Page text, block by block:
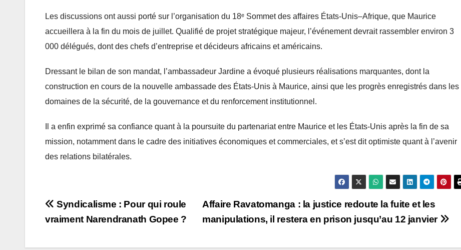
Les discussions ont aussi porté sur l’organisation du 18ᵉ Sommet des affaires États-Unis–Afrique, que Maurice
accueillera à la fin du mois de juillet. Qualifié de projet stratégique majeur, l’événement devrait rassembler environ 3
000 délégués, dont des chefs d’entreprise et décideurs africains et américains.
Dressant le bilan de son mandat, l’ambassadeur Jardine a évoqué plusieurs réalisations marquantes, dont la
construction en cours de la nouvelle ambassade des États-Unis à Maurice, ainsi que les progrès enregistrés dans les
domaines de la sécurité, de la gouvernance et du renforcement institutionnel.
Il a enfin exprimé sa confiance quant à la poursuite du partenariat entre Maurice et les États-Unis après la fin de sa
mission, notamment dans le cadre des initiatives économiques et commerciales, et s’est dit optimiste quant à l’avenir
des relations bilatérales.
Post
navigation
Affaire Ravatomanga : la justice redoute la fuite et les
manipulations, il restera en prison jusqu’au 12 janvier
Syndicalisme : Pour qui roule
vraiment Narendranath Gopee ?